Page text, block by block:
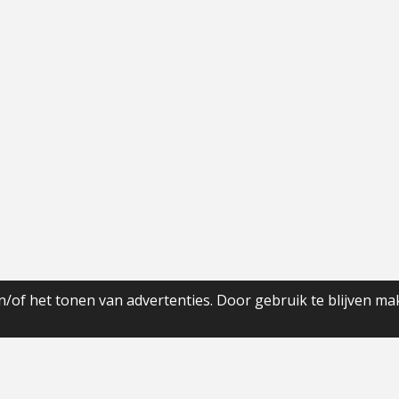
het tonen van advertenties. Door gebruik te blijven